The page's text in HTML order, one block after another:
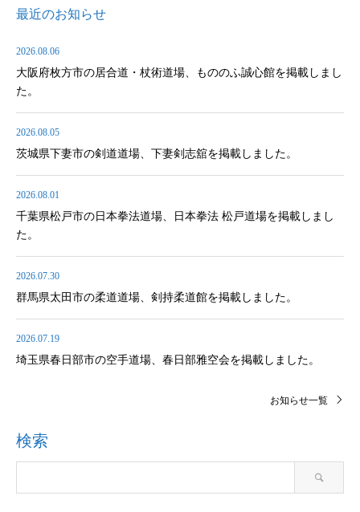
最近のお知らせ
2026.08.06
大阪府枚方市の居合道・杖術道場、もののふ誠心館を掲載しまし
た。
2026.08.05
茨城県下妻市の剣道道場、下妻剣志舘を掲載しました。
2026.08.01
千葉県松戸市の日本拳法道場、日本拳法 松戸道場を掲載しまし
た。
2026.07.30
群馬県太田市の柔道道場、剣持柔道館を掲載しました。
2026.07.19
埼玉県春日部市の空手道場、春日部雅空会を掲載しました。
お知らせ一覧
検索